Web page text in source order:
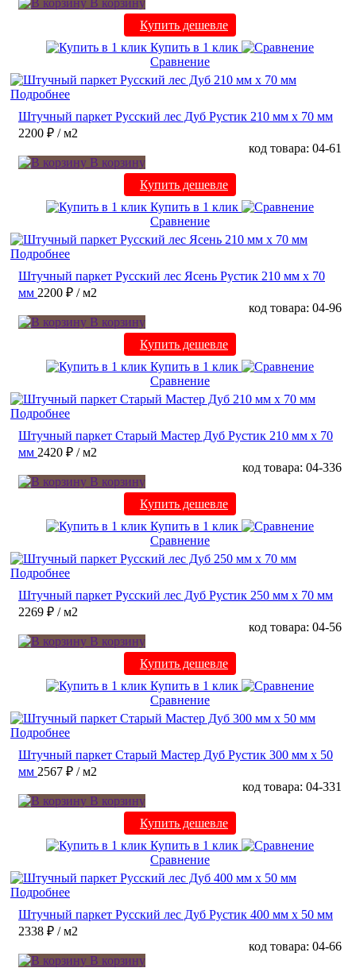
Купить дешевле
Купить в 1 клик
Сравнение
Подробнее
Штучный паркет Русский лес Дуб Рустик 210 мм х 70 мм
2200 ₽ / м2
код товара: 04-61
В корзину
Купить дешевле
Купить в 1 клик
Сравнение
Подробнее
Штучный паркет Русский лес Ясень Рустик 210 мм х 70
мм 2200 ₽ / м2
код товара: 04-96
В корзину
Купить дешевле
Купить в 1 клик
Сравнение
Подробнее
Штучный паркет Старый Мастер Дуб Рустик 210 мм х 70
мм 2420 ₽ / м2
код товара: 04-336
В корзину
Купить дешевле
Купить в 1 клик
Сравнение
Подробнее
Штучный паркет Русский лес Дуб Рустик 250 мм х 70 мм
2269 ₽ / м2
код товара: 04-56
В корзину
Купить дешевле
Купить в 1 клик
Сравнение
Подробнее
Штучный паркет Старый Мастер Дуб Рустик 300 мм х 50
мм 2567 ₽ / м2
код товара: 04-331
В корзину
Купить дешевле
Купить в 1 клик
Сравнение
Подробнее
Штучный паркет Русский лес Дуб Рустик 400 мм х 50 мм
2338 ₽ / м2
код товара: 04-66
В корзину